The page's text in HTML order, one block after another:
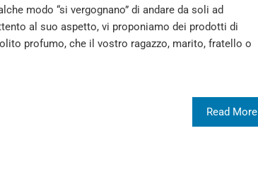
modo “si vergognano” di andare da soli ad
al suo aspetto, vi proponiamo dei prodotti di
profumo, che il vostro ragazzo, marito, fratello o
Read More